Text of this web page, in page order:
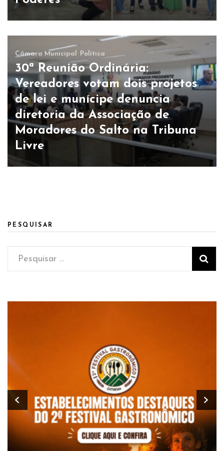
Câmara Municipal Política
30ª Reunião Ordinária:
Vereadores votam dois projetos
de lei e munícipe denuncia
diretoria da Associação de
Moradores do Salto na Tribuna
Livre
PESQUISAR
Pesquisar
por: